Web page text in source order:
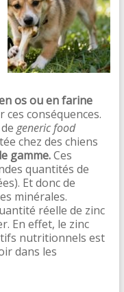
os ou en farine
conséquences.
generic food
chez des chiens
gamme.Ces
quantités de
Et donc de
minérales.
réelle de zinc
En effet, le zinc
nutritionnels est
dans les